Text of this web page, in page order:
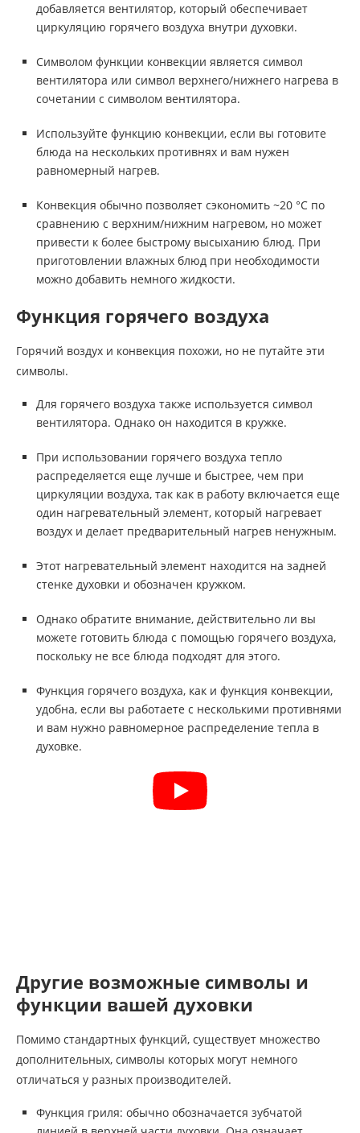
добавляется вентилятор, который обеспечивает
циркуляцию горячего воздуха внутри духовки.
Символом функции конвекции является символ
вентилятора или символ верхнего/нижнего нагрева в
сочетании с символом вентилятора.
Используйте функцию конвекции, если вы готовите
блюда на нескольких противнях и вам нужен
равномерный нагрев.
Конвекция обычно позволяет сэкономить ~20 °C по
сравнению с верхним/нижним нагревом, но может
привести к более быстрому высыханию блюд. При
приготовлении влажных блюд при необходимости
можно добавить немного жидкости.
Функция горячего воздуха
Горячий воздух и конвекция похожи, но не путайте эти
символы.
Для горячего воздуха также используется символ
вентилятора. Однако он находится в кружке.
При использовании горячего воздуха тепло
распределяется еще лучше и быстрее, чем при
циркуляции воздуха, так как в работу включается еще
один нагревательный элемент, который нагревает
воздух и делает предварительный нагрев ненужным.
Этот нагревательный элемент находится на задней
стенке духовки и обозначен кружком.
Однако обратите внимание, действительно ли вы
можете готовить блюда с помощью горячего воздуха,
поскольку не все блюда подходят для этого.
Функция горячего воздуха, как и функция конвекции,
удобна, если вы работаете с несколькими противнями
и вам нужно равномерное распределение тепла в
духовке.
Другие возможные символы и
функции вашей духовки
Помимо стандартных функций, существует множество
дополнительных, символы которых могут немного
отличаться у разных производителей.
Функция гриля: обычно обозначается зубчатой